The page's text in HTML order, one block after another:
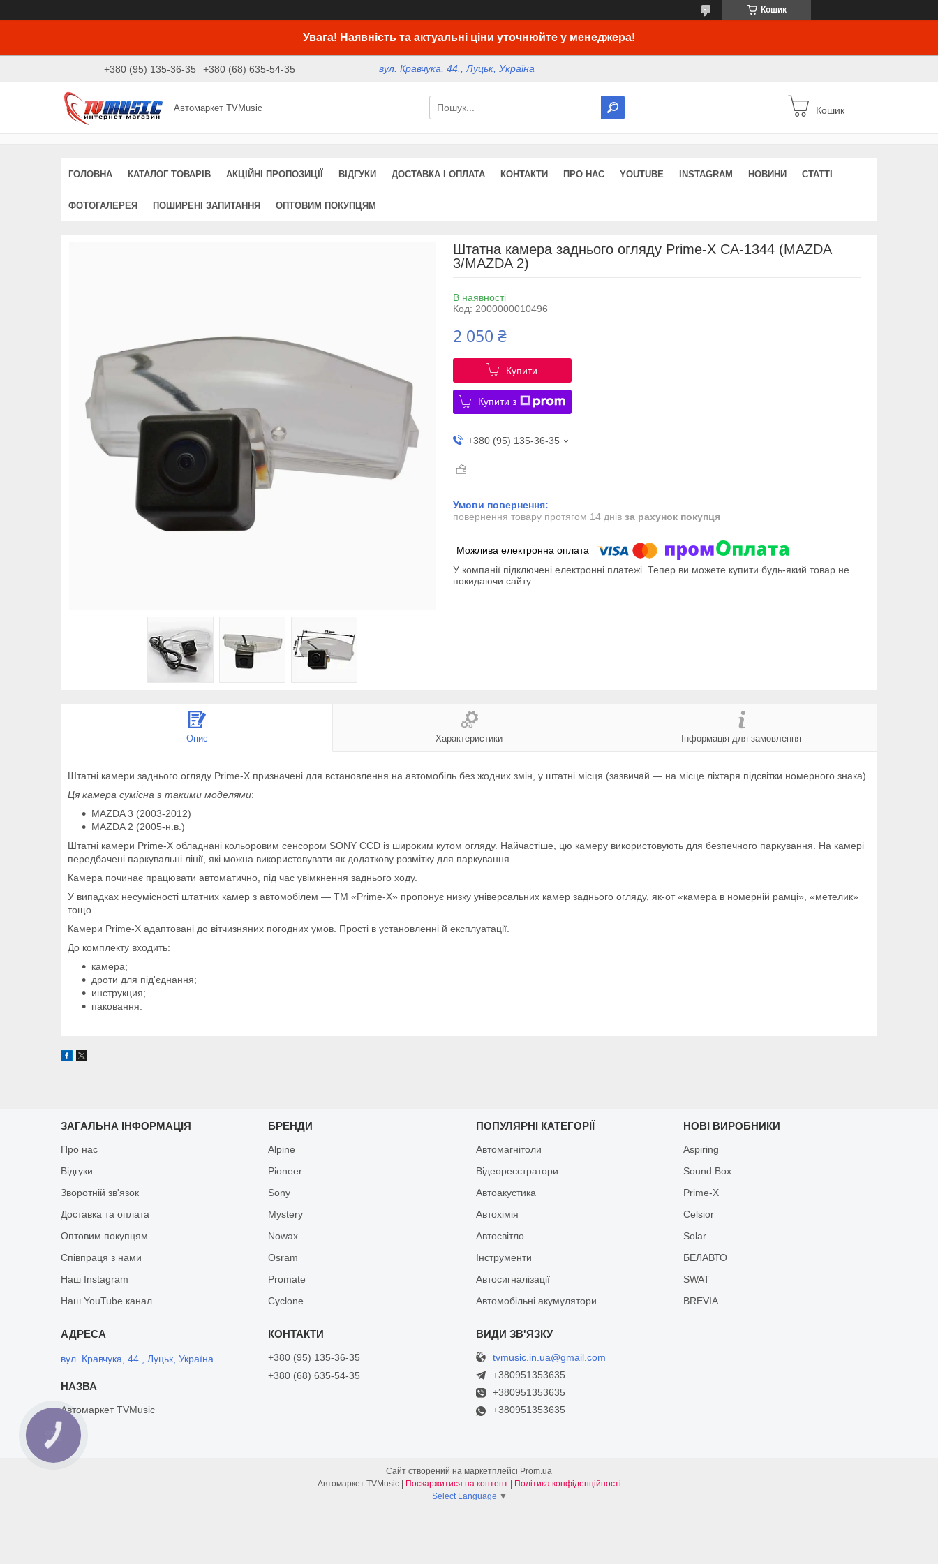
Кошик
Увага! Наявність та актуальні ціни уточнюйте у менеджера!
+380 (95) 135-36-35 +380 (68) 635-54-35 вул. Кравчука, 44., Луцьк, Україна
Автомаркет TVMusic Кошик
ГОЛОВНА КАТАЛОГ ТОВАРІВ АКЦІЙНІ ПРОПОЗИЦІЇ ВІДГУКИ ДОСТАВКА І ОПЛАТА КОНТАКТИ ПРО НАС YOUTUBE INSTAGRAM НОВИНИ СТАТТІ
ФОТОГАЛЕРЕЯ ПОШИРЕНІ ЗАПИТАННЯ ОПТОВИМ ПОКУПЦЯМ
Штатна камера заднього огляду Prime-X CA-1344 (MAZDA
3/MAZDA 2)
В наявності
Код: 2000000010496
2 050 ₴
Купити
Купити з
+380 (95) 135-36-35
повернення товару протягом 14 днів за рахунок покупця
У компанії підключені електронні платежі. Тепер ви можете купити будь-який товар не
покидаючи сайту.
Опис Характеристики Інформація для замовлення
Штатні камери заднього огляду Prime-X призначені для встановлення на автомобіль без жодних змін, у штатні місця (зазвичай — на місце ліхтаря підсвітки номерного знака).
Ця камера сумісна з такими моделями:
MAZDA 3 (2003-2012)
MAZDA 2 (2005-н.в.)
Штатні камери Prime-X обладнані кольоровим сенсором SONY CCD із широким кутом огляду. Найчастіше, цю камеру використовують для безпечного паркування. На камері
передбачені паркувальні лінії, які можна використовувати як додаткову розмітку для паркування.
Камера починає працювати автоматично, під час увімкнення заднього ходу.
У випадках несумісності штатних камер з автомобілем — TM «Prime-X» пропонує низку універсальних камер заднього огляду, як-от «камера в номерній рамці», «метелик»
тощо.
Камери Prime-X адаптовані до вітчизняних погодних умов. Прості в установленні й експлуатації.
До комплекту входить:
камера;
дроти для під'єднання;
инструкция;
паковання.
ЗАГАЛЬНА ІНФОРМАЦІЯ
Про нас
Відгуки
Зворотній зв'язок
Доставка та оплата
Оптовим покупцям
Співпраця з нами
Наш Instagram
Наш YouTube канал
БРЕНДИ
Alpine
Pioneer
Sony
Mystery
Nowax
Osram
Promate
Cyclone
ПОПУЛЯРНІ КАТЕГОРІЇ
Автомагнітоли
Відеореєстратори
Автоакустика
Автохімія
Автосвітло
Інструменти
Автосигналізації
Автомобільні акумулятори
НОВІ ВИРОБНИКИ
Aspiring
Sound Box
Prime-X
Celsior
Solar
БЕЛАВТО
SWAT
BREVIA
вул. Кравчука, 44., Луцьк, Україна
Автомаркет TVMusic
+380 (95) 135-36-35
+380 (68) 635-54-35
tvmusic.in.ua@gmail.com
+380951353635
+380951353635
+380951353635
Сайт створений на маркетплейсі Prom.ua
Автомаркет TVMusic | Поскаржитися на контент | Політика конфіденційності
Select Language ▼
КНОПКА
ЗВ'ЯЗКУ